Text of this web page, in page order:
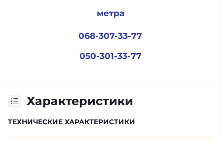
метра
068-307-33-77
050-301-33-77
Характеристики
ТЕХНИЧЕСКИЕ ХАРАКТЕРИСТИКИ